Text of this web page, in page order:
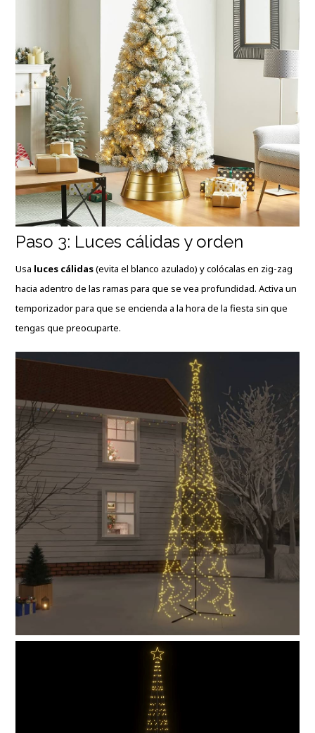
Paso 3: Luces cálidas y orden
Usa luces cálidas(evita el blanco azulado) y colócalas en zig-zag
hacia adentro de las ramas para que se vea profundidad. Activa un
temporizador para que se encienda a la hora de la fiesta sin que
tengas que preocuparte.